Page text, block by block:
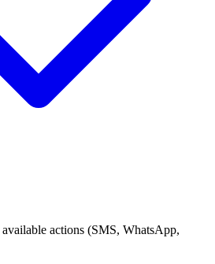
actions (SMS, WhatsApp,